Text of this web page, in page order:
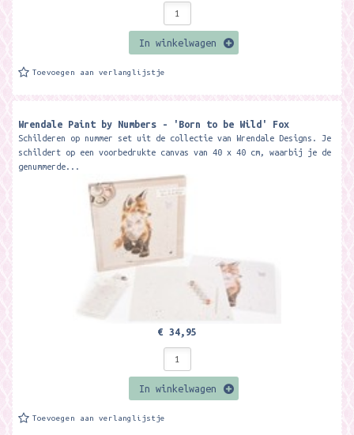
In winkelwagen
Toevoegen aan verlanglijstje
Wrendale Paint by Numbers - 'Born to be Wild' Fox
Schilderen op nummer set uit de collectie van Wrendale Designs. Je
schildert op een voorbedrukte canvas van 40 x 40 cm, waarbij je de
genummerde...
€ 34,95
In winkelwagen
Toevoegen aan verlanglijstje